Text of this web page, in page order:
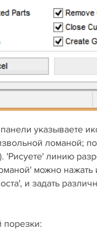
указываете
ломаной;
'Рисуете' линию
можно нажать
и задать
порезки: